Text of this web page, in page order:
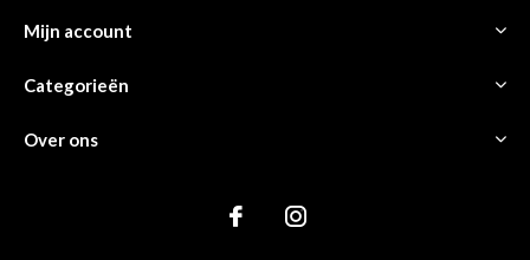
Mijn account
Categorieën
Over ons